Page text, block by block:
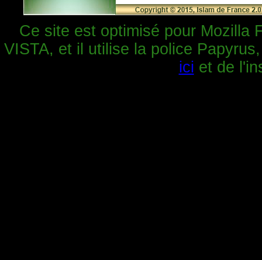
Ce site est optimisé pour Mozilla
VISTA, et il utilise la police
ici et de